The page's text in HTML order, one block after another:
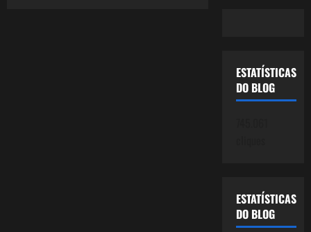
ESTATÍSTICAS
DO BLOG
ESTATÍSTICAS
DO BLOG